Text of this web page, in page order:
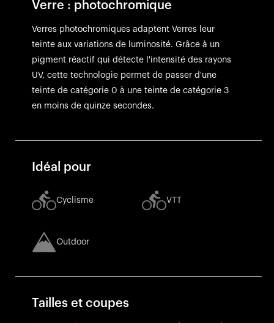
Verre : photochromique
Verres photochromiques adaptent Verres leur
teinte aux variations de luminosité. Grâce à un
pigment réactif qui détecte l'intensité des rayons
UV, cette technologie permet de passer d'une
teinte de catégorie 0 à une teinte de catégorie 3
en moins de quinze secondes.
Idéal pour
Cyclisme VTT
Outdoor
Tailles et coupes